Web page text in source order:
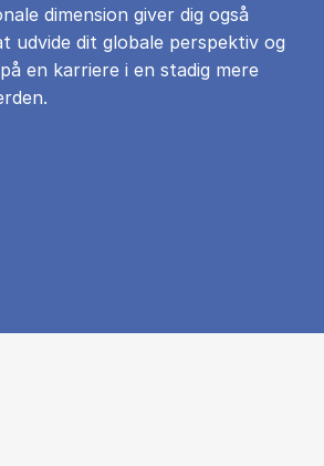
dimension giver dig også
udvide dit globale perspektiv og
en karriere i en stadig mere